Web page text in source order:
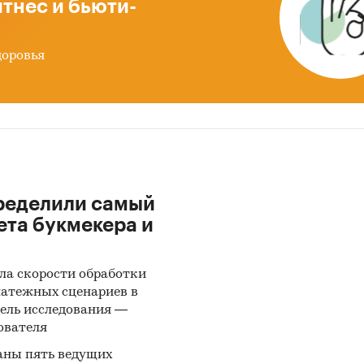
инфляции на товар к декабрю предыдущего
на товар в сравнении с общей инфляцией за
ценой в актуальный период, а также
медиана
регионы с максимальным и минимальным
регионов РФ по темпу прироста к аналогичному
приростом за аналогичный период
и бьюти-
самый
букмекера и
скорости обработки
сценариев в
исследования —
пять ведущих